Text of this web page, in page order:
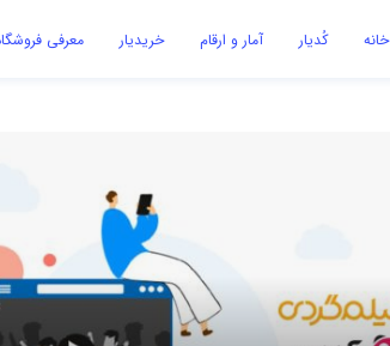
خانه کُدیار آمار و ارقام خریدیار معرفی